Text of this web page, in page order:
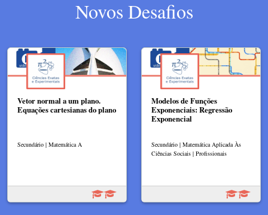
Novos Desafios
Vetor normal a um plano.
Equações cartesianas do plano
Secundário | Matemática A
Modelos de Funções
Exponenciais: Regressão
Exponencial
Secundário | Matemática Aplicada Às
Ciências Sociais | Profissionais